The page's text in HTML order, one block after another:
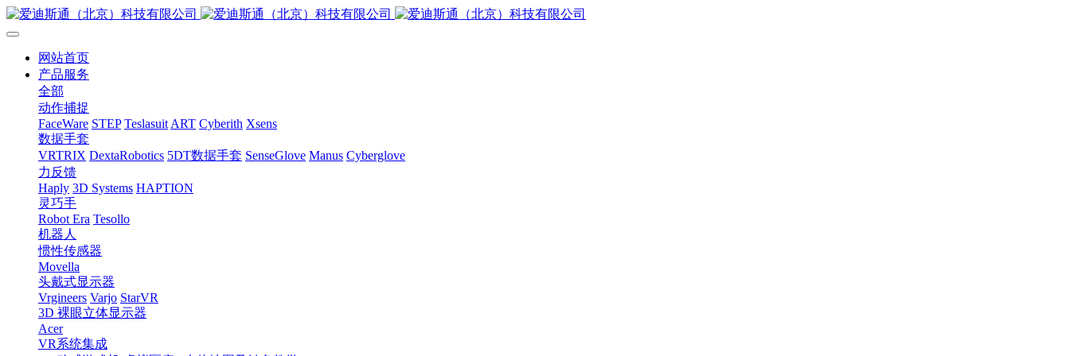
网站首页
产品服务
全部
动作捕捉
FaceWare STEP Teslasuit ART Cyberith Xsens
数据手套
VRTRIX DextaRobotics 5DT数据手套 SenseGlove Manus Cyberglove
力反馈
Haply 3D Systems HAPTION
灵巧手
Robot Era Tesollo
机器人
惯性传感器
Movella
头戴式显示器
Vrgineers Varjo StarVR
3D 裸眼立体显示器
Acer
VR系统集成